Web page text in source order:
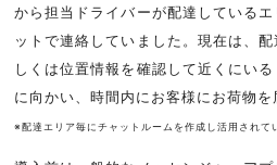
から担当ドライバーが配達している
ットで連絡していました。現在は、
しくは位置情報を確認して近くにい
に向かい、時間内にお客様にお荷物を
※配達エリア毎にチャットルームを作成し活用されて